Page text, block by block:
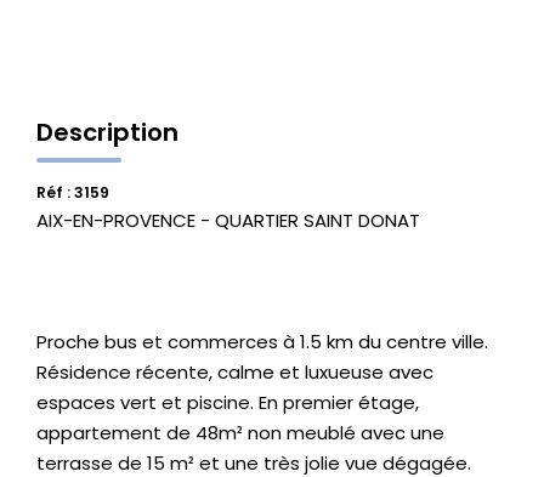
Description
Réf : 3159
AIX-EN-PROVENCE - QUARTIER SAINT DONAT
Proche bus et commerces à 1.5 km du centre ville.
Résidence récente, calme et luxueuse avec
espaces vert et piscine. En premier étage,
appartement de 48m² non meublé avec une
terrasse de 15 m² et une très jolie vue dégagée.